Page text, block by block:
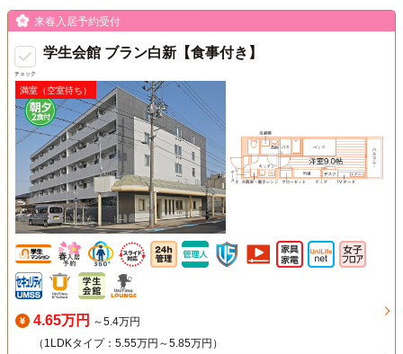
チェック
来春入居予約受付
学生会館 ブラン白新【食事付き】
満室（空室待ち）
4.65万円 ～5.4万円
（1LDKタイプ：5.55万円～5.85万円）